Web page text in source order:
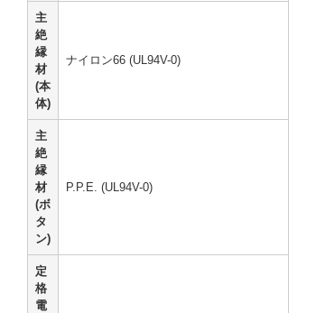
主
絶
縁
材
(本
体)
ナイロン66 (UL94V-0)
主
絶
縁
材
(ボ
タ
ン)
P.P.E. (UL94V-0)
定
格
電